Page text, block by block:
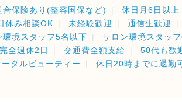
合保険あり(整容国保など)
休日月6日以上
休み相談OK 未経験歓迎
通信生歓迎
環境スタッフ5名以下
サロン環境スタッ
全週休2日 交通費全額支給
50代も歓
タルビューティー 休日20時までに退勤